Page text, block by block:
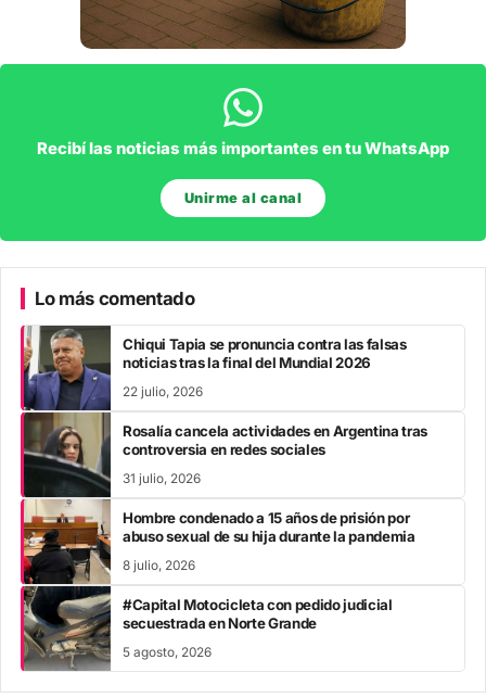
Recibí las noticias más importantes en tu WhatsApp
Unirme al canal
Lo más comentado
Chiqui Tapia se pronuncia contra las falsas
noticias tras la final del Mundial 2026
22 julio, 2026
Rosalía cancela actividades en Argentina tras
controversia en redes sociales
31 julio, 2026
Hombre condenado a 15 años de prisión por
abuso sexual de su hija durante la pandemia
8 julio, 2026
#Capital Motocicleta con pedido judicial
secuestrada en Norte Grande
5 agosto, 2026